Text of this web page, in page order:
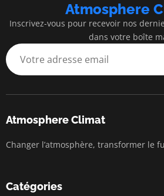
Atmosphere
Inscrivez-vous pour recevoir nos
dans votre boîte
Atmosphere Climat
Changer l’atmosphère, transformer le
Catégories